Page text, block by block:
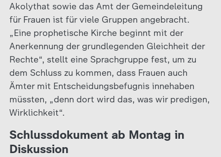
Akolythat sowie das Amt der Gemeindeleitung
für Frauen ist für viele Gruppen angebracht.
„Eine prophetische Kirche beginnt mit der
Anerkennung der grundlegenden Gleichheit der
Rechte“, stellt eine Sprachgruppe fest, um zu
dem Schluss zu kommen, dass Frauen auch
Ämter mit Entscheidungsbefugnis innehaben
müssten, „denn dort wird das, was wir predigen,
Wirklichkeit“.
Schlussdokument ab Montag in
Diskussion